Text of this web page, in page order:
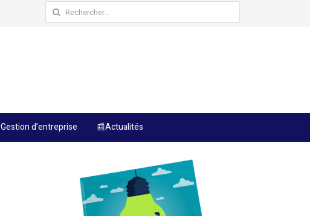
Rechercher :
Gestion d’entreprise 📰Actualités